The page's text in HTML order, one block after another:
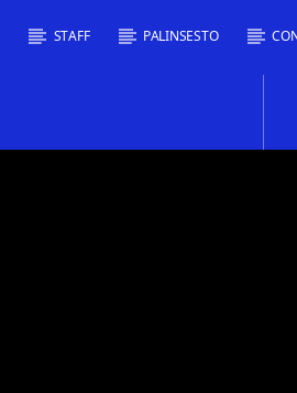
STAFF PALINSESTO